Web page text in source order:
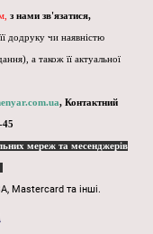
з нами зв'язатися,
додруку чи наявністю
а також її актуальної
, Контактний
45
мереж та месенджерів
Mastercard та інші.